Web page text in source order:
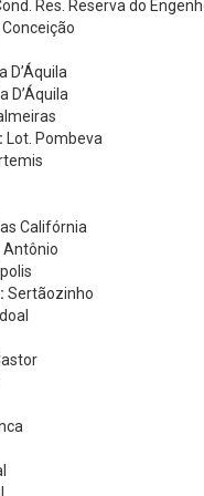
Res. Reserva do
Conceição
D’Áquila
D’Áquila
Lot. Pombeva
Califórnia
Antônio
Sertãozinho